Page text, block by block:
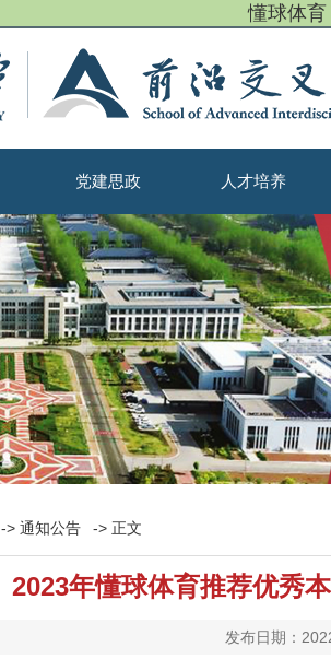
懂球体育
党建思政 人才培养
-> 通知公告 -> 正文
2023年懂球体育推荐优秀
发布日期：